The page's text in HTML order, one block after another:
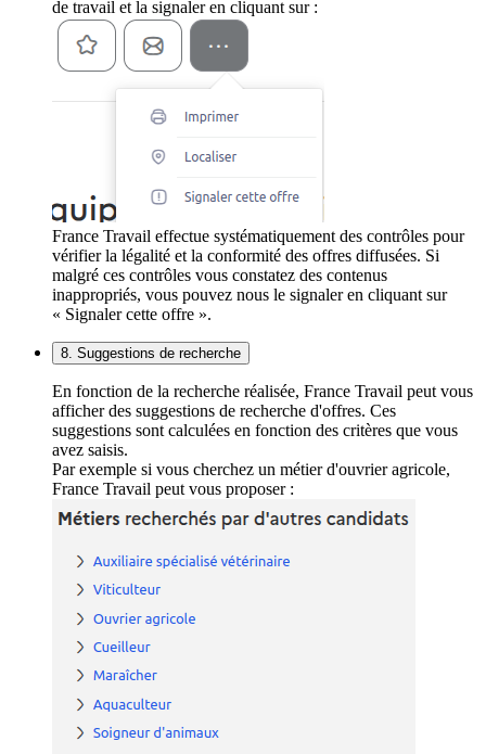
de travail et la signaler en cliquant sur :
France Travail effectue systématiquement des contrôles pour
vérifier la légalité et la conformité des offres diffusées. Si
malgré ces contrôles vous constatez des contenus
inappropriés, vous pouvez nous le signaler en cliquant sur
« Signaler cette offre ».
8. Suggestions de recherche
En fonction de la recherche réalisée, France Travail peut vous
afficher des suggestions de recherche d'offres. Ces
suggestions sont calculées en fonction des critères que vous
avez saisis.
Par exemple si vous cherchez un métier d'ouvrier agricole,
France Travail peut vous proposer :